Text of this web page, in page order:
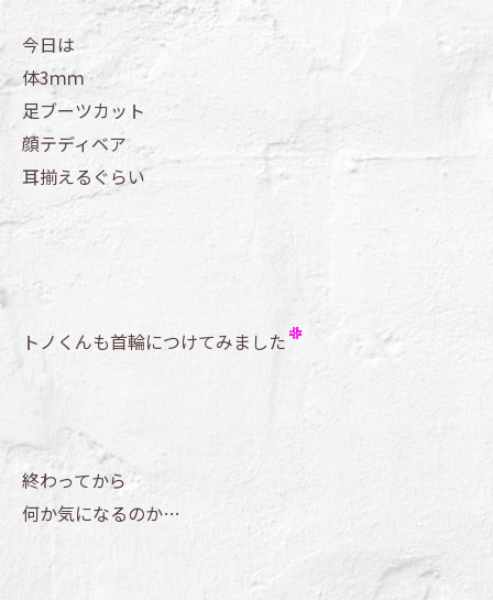
今日は
体3ｍｍ
足ブーツカット
顔テディベア
耳揃えるぐらい
トノくんも首輪につけてみました
終わってから
何か気になるのか…